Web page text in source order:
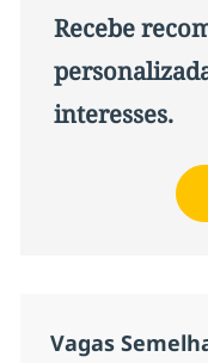
Recebe
interesses.
Vagas